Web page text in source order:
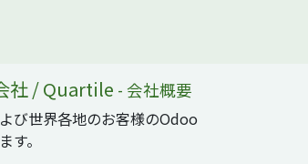
社 / Quartile - 会社概要
び世界各地のお客様のOdoo
す。